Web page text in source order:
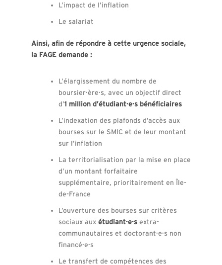
L’impact de l’inflation
Le salariat
Ainsi, afin de répondre à cette urgence sociale,
la FAGE demande :
L’élargissement du nombre de
boursier·ère·s, avec un objectif direct
d’1 million d’étudiant·e·s bénéficiaires
L’indexation des plafonds d’accès aux
bourses sur le SMIC et de leur montant
sur l’inflation
La territorialisation par la mise en place
d’un montant forfaitaire
supplémentaire, prioritairement en Île-
de-France
L’ouverture des bourses sur critères
sociaux aux étudiant·e·sextra-
communautaires et doctorant·e·s non
financé·e·s
Le transfert de compétences des